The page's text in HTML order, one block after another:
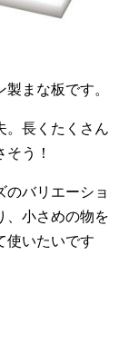
まな板です。
。長くたくさん
う！
のバリエーショ
、小さめの物を
使いたいです